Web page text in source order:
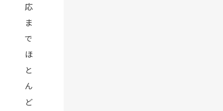
応
ま
で
ほ
と
ん
ど